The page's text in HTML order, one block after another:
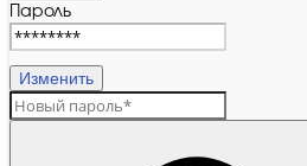
Пароль
Изменить